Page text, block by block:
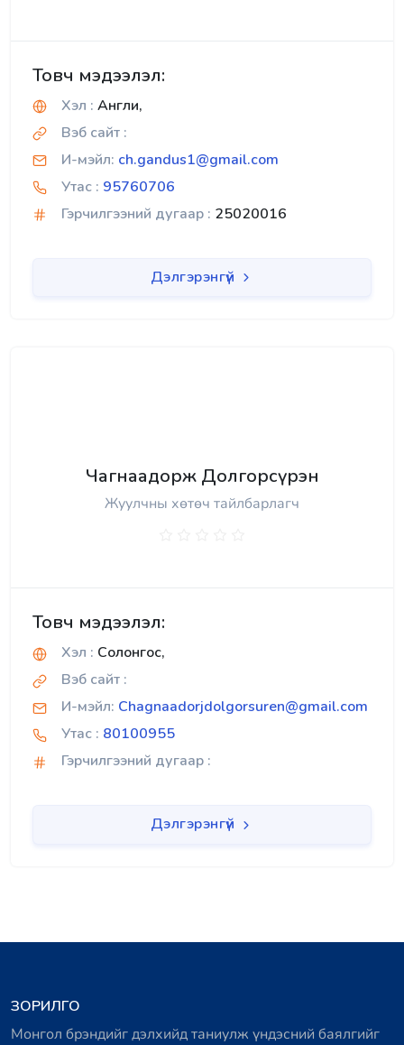
Товч мэдээлэл:
Хэл : Англи,
Вэб сайт :
И-мэйл: ch.gandus1@gmail.com
Утас : 95760706
Гэрчилгээний дугаар : 25020016
Дэлгэрэнгүй
Чагнаадорж Долгорсүрэн
Жуулчны хөтөч тайлбарлагч
Товч мэдээлэл:
Хэл : Солонгос,
Вэб сайт :
И-мэйл: Chagnaadorjdolgorsuren@gmail.com
Утас : 80100955
Гэрчилгээний дугаар :
Дэлгэрэнгүй
ЗОРИЛГО
Монгол брэндийг дэлхийд таниулж үндэсний баялгийг